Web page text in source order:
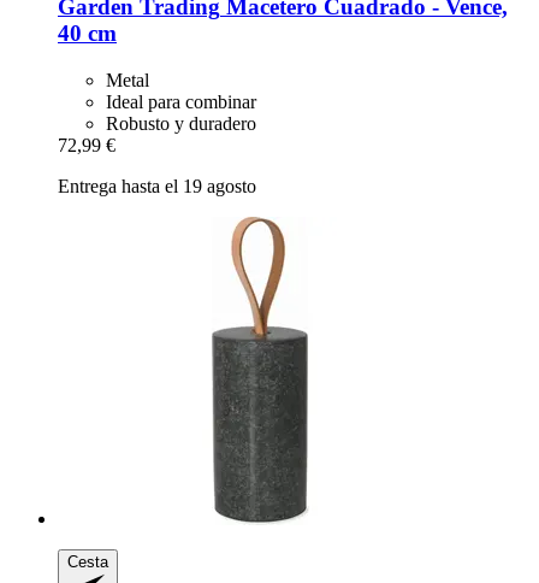
Garden Trading Macetero Cuadrado -​ Vence,
40 cm
Metal
Ideal para combinar
Robusto y duradero
72,99 €
Entrega hasta el 19 agosto
Cesta